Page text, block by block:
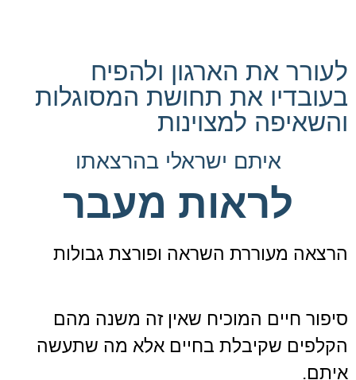
לעורר את הארגון ולהפיח
בעובדיו את תחושת המסוגלות
והשאיפה למצוינות
איתם ישראלי בהרצאתו
לראות מעבר
הרצאה מעוררת השראה ופורצת גבולות
סיפור חיים המוכיח שאין זה משנה מהם
הקלפים שקיבלת בחיים אלא מה שתעשה
איתם.